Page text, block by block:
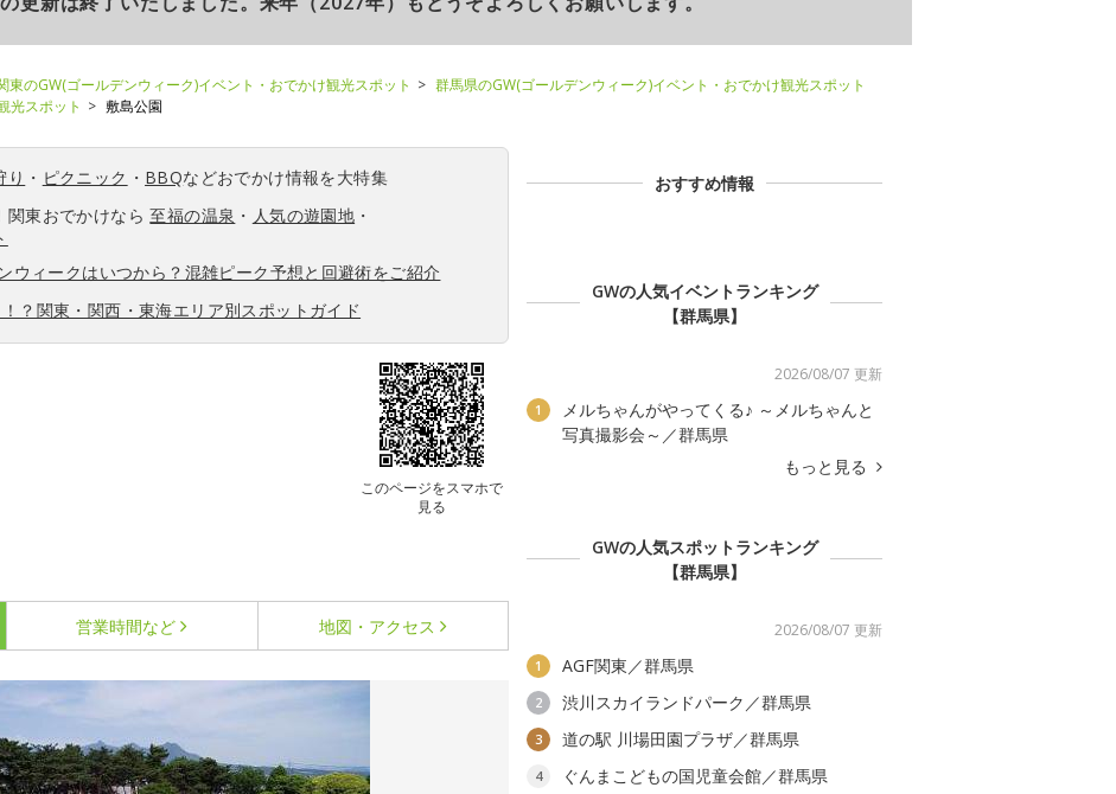
東のGW(ゴールデンウィーク)イベント・おでかけ観光スポット
群馬県のGW(ゴールデンウィーク)イベント・おでかけ観光スポット
光スポット
敷島公園
り ・ ピクニック ・ BBQなどおでかけ情報を大特集
関東おでかけなら至福の温泉 ・ 人気の遊園地 ・
ウィークはいつから？混雑ピーク予想と回避術をご紹介
？関東・関西・東海エリア別スポットガイド
このページをスマホで
見る
営業時間など 地図・アクセス
おすすめ情報
GWの人気イベントランキング
【群馬県】
2026/08/07 更新
1
メルちゃんがやってくる♪ ～メルちゃんと
写真撮影会～／群馬県
もっと見る
GWの人気スポットランキング
【群馬県】
2026/08/07 更新
1 AGF関東／群馬県
2 渋川スカイランドパーク／群馬県
3 道の駅 川場田園プラザ／群馬県
4
ぐんまこどもの国児童会館／群馬県